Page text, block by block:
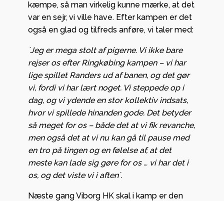
kæmpe, så man virkelig kunne mærke, at det
var en sejr, vi ville have. Efter kampen er det
også en glad og tilfreds anføre, vi taler med:
´Jeg er mega stolt af pigerne. Vi ikke bare
rejser os efter Ringkøbing kampen – vi har
lige spillet Randers ud af banen, og det gør
vi, fordi vi har lært noget. Vi steppede op i
dag, og vi ydende en stor kollektiv indsats,
hvor vi spillede hinanden gode. Det betyder
så meget for os – både det at vi fik revanche,
men også det at vi nu kan gå til pause med
en tro på tingen og en følelse af, at det
meste kan lade sig gøre for os … vi har det i
os, og det viste vi i aften´.
Næste gang Viborg HK skal i kamp er den